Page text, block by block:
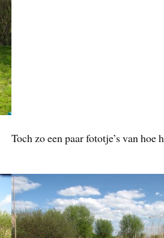
Toch zo een paar fototje’s van hoe